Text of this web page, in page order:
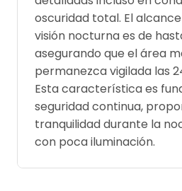
oscuridad total. El
visión nocturna es de
asegurando que el área
permanezca vigilada las
Esta característica es
seguridad continua,
tranquilidad durante la
con poca iluminación.